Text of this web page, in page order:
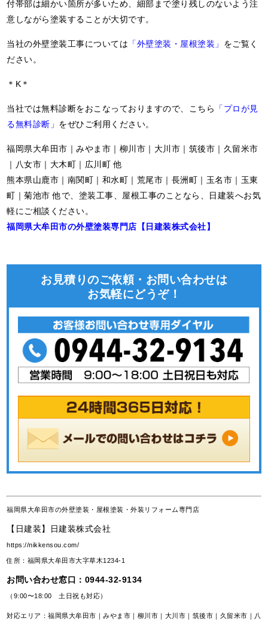
付帯部は細かい箇所が多いため、細部まで塗り残しのないよう注
意しながら塗装することが大切です。
当社の外壁塗装工事については 「外壁塗装・屋根塗装」 をご覧く
ださい。
＊K＊
当社では無料診断をおこなっておりますので、こちら
「プロが見
る無料診断」 をぜひご利用ください。
福岡県大牟田市｜みやま市｜柳川市｜大川市｜筑後市｜久留米市
｜八女市｜大木町｜広川町 他
熊本県山鹿市｜南関町｜和水町｜荒尾市｜長洲町｜玉名市｜玉東
町｜菊池市 他で、塗装工事、屋根工事のことなら、日建装へお気
軽にご相談ください。
福岡県大牟田市の外壁塗装専門店【日建装株式会社】
お見積りのご依頼・お問い合わせは
お気軽にどうぞ！
福岡県大牟田市の外壁塗装・屋根塗装・外装リフォーム専門店
【日建装】日建装株式会社
https://nikkensou.com/
住所：福岡県大牟田市大字草木1234-1
お問い合わせ窓口： 0944-32-9134
（9:00〜18:00 土日祝も対応）
対応エリア：福岡県大牟田市｜みやま市｜柳川市｜大川市｜筑後市｜久留米市｜八